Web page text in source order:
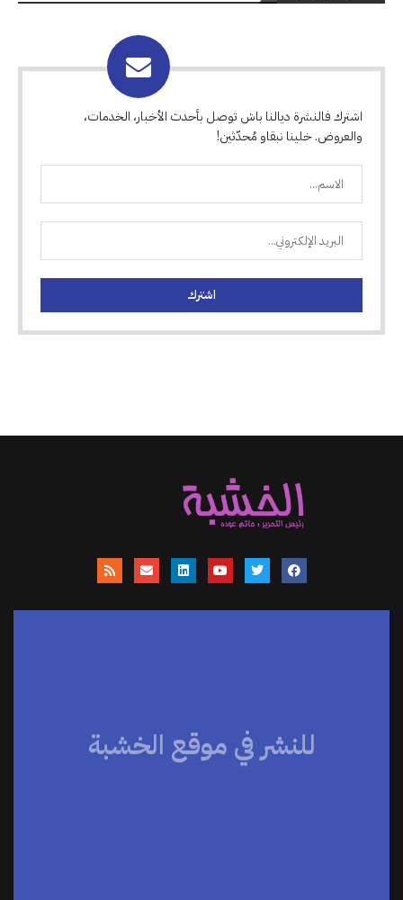
اشترك فالنشرة ديالنا باش توصل بأحدث الأخبار، الخدمات،
والعروض. خلينا نبقاو مُحدّثين!
للنشر في موقع الخشبة
موقعنا يساهم في نشر الاخبار والمقالات